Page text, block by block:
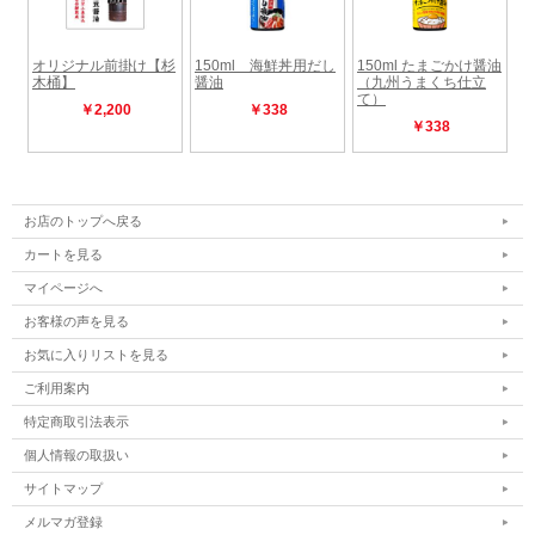
お店のトップへ戻る
カートを見る
マイページへ
お客様の声を見る
お気に入りリストを見る
ご利用案内
特定商取引法表示
個人情報の取扱い
サイトマップ
メルマガ登録